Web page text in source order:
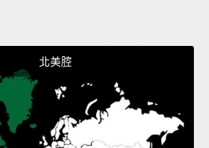
北美腔